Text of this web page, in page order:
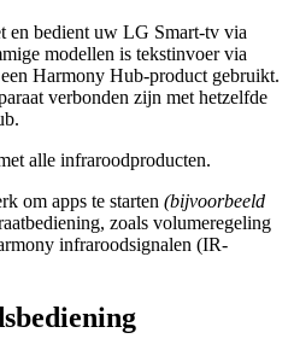
en bedient uw LG Smart-tv via
modellen is tekstinvoer via
Harmony Hub-product gebruikt.
verbonden zijn met hetzelfde
alle infraroodproducten.
om apps te starten (bijvoorbeeld
zoals volumeregeling
infraroodsignalen (IR-